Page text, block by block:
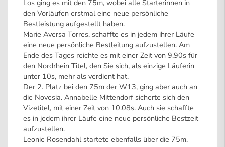
Los ging es mit den 75m, wobei alle Starterinnen in
den Vorläufen erstmal eine neue persönliche
Bestleistung aufgestellt haben.
Marie Aversa Torres, schaffte es in jedem ihrer Läufe
eine neue persönliche Bestleitung aufzustellen. Am
Ende des Tages reichte es mit einer Zeit von 9,90s für
den Nordrhein Titel, den Sie sich, als einzige Läuferin
unter 10s, mehr als verdient hat.
Der 2. Platz bei den 75m der W13, ging aber auch an
die Novesia. Annabelle Mittendorf sicherte sich den
Vizetitel, mit einer Zeit von 10.08s. Auch sie schaffte
es in jedem ihrer Läufe eine neue persönliche Bestzeit
aufzustellen.
Leonie Rosendahl startete ebenfalls über die 75m,